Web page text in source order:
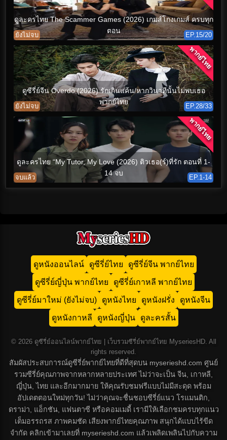
ดูละครไทย The Scammer Games (2026) เกมส์โกงเกมส์ ครบทุก
ตอน
ยังไม่จบ EP.15/20
ดูซีรี่ย์จีน Overdo (2026) รักเกินแค้น/หากวินาทีนั้นไม่พบเธอ
พากย์ไทย
ยังไม่จบ EP.28/33
พากย์ไทย
ดูละครไทย “My Tutor, My Love (2026) ติวเธอ(ร์)ที่รัก ตอนที่ 1-
14 จบ
จบแล้ว EP.1-14
พากย์ไทย
ดูหนังออนไลน์ ดูซีรี่ย์ไทย ดูซีรี่ย์จีน พากย์ไทย
ดูซีรี่ย์ญี่ปุ่น พากย์ไทย ดูซีรี่ย์เกาหลี พากย์ไทย
ดูซีรี่ย์มาใหม่ (ยังไม่จบ) ดูหนังไทย ดูหนังฝรั่ง ดูหนังจีน
ดูหนังกาหลี ดูหนังญี่ปุ่น ดูละครสั้น
© 2026 ดูซีรี่ย์ออนไลน์พากย์ไทย | เว็บรวมซีรี่ย์พากย์ไทย MyseriesHD. All
rights reserved.
สัมผัสประสบการณ์ดูซีรี่ย์พากย์ไทยที่ดีที่สุดบน myserieshd.com ศูนย์
รวมซีรี่ย์คุณภาพจากหลากหลายประเทศ ไม่ว่าจะเป็น จีน, เกาหลี,
ญี่ปุ่น, ไทย และอีกมากมาย ให้คุณรับชมฟรีแบบไม่มีสะดุด พร้อม
อัปเดตตอนใหม่ทุกวัน! ไม่ว่าคุณจะชื่นชอบซีรี่ย์แนว โรแมนติก,
ดราม่า, แอ็กชัน, แฟนตาซี หรือคอมเมดี้ เรามีให้เลือกชมครบทุกแนว
เต็มอรรถรส ภาพคมชัด เสียงพากย์ไทยคุณภาพ สนุกได้แบบไร้ขีด
จำกัด คลิกเข้ามาเลยที่ myserieshd.com แล้วเพลิดเพลินไปกับความ